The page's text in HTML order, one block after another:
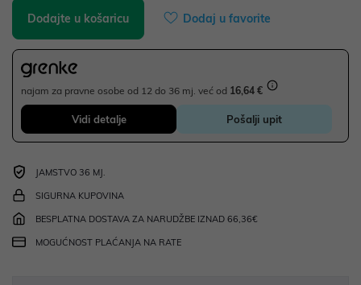
Dodajte u košaricu Dodaj u favorite
najam za pravne osobe od 12 do 36 mj. već od 16,64 €
Vidi detalje Pošalji upit
JAMSTVO 36 MJ.
SIGURNA KUPOVINA
BESPLATNA DOSTAVA ZA NARUDŽBE IZNAD 66,36€
MOGUĆNOST PLAĆANJA NA RATE